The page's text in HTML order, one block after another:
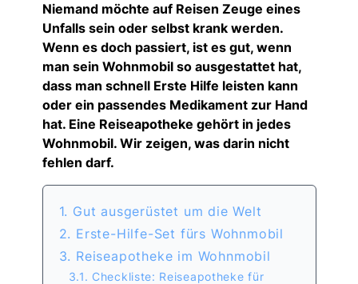
Niemand möchte auf Reisen Zeuge eines
Unfalls sein oder selbst krank werden.
Wenn es doch passiert, ist es gut, wenn
man sein Wohnmobil so ausgestattet hat,
dass man schnell Erste Hilfe leisten kann
oder ein passendes Medikament zur Hand
hat. Eine Reiseapotheke gehört in jedes
Wohnmobil. Wir zeigen, was darin nicht
fehlen darf.
1. Gut ausgerüstet um die Welt
2. Erste-Hilfe-Set fürs Wohnmobil
3. Reiseapotheke im Wohnmobil
3.1. Checkliste: Reiseapotheke für